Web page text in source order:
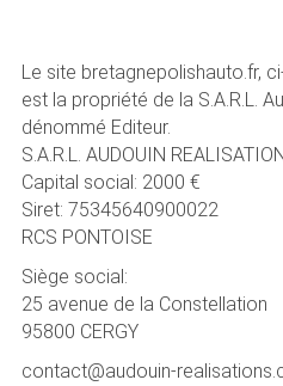
Le site bretagnepolishauto.fr,
est la propriété de la S.A.R.L.
dénommé Editeur.
S.A.R.L. AUDOUIN
Capital social: 2000 €
Siret: 75345640900022
RCS PONTOISE
Siège social:
25 avenue de la Constellation
95800 CERGY
contact@audouin-